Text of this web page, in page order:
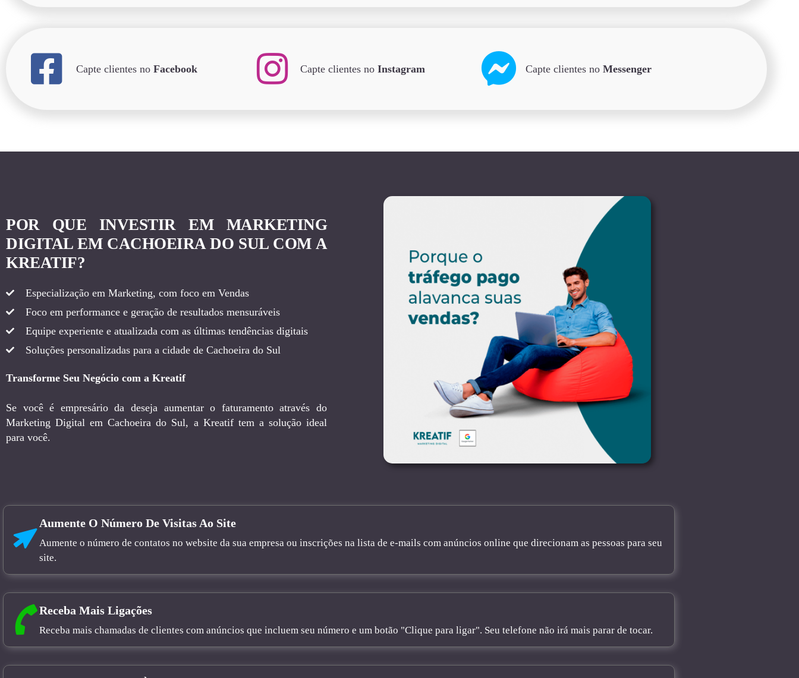
Capte clientes no Facebook Capte clientes no Instagram Capte clientes no Messenger
POR QUE INVESTIR EM MARKETING
DIGITAL EM CACHOEIRA DO SUL COM A
KREATIF?
Especialização em Marketing, com foco em Vendas
Foco em performance e geração de resultados mensuráveis
Equipe experiente e atualizada com as últimas tendências digitais
Soluções personalizadas para a cidade de Cachoeira do Sul
Transforme Seu Negócio com a Kreatif
Se você é empresário da deseja aumentar o faturamento através do
Marketing Digital em Cachoeira do Sul, a Kreatif tem a solução ideal
para você.
Aumente O Número De Visitas Ao Site
Aumente o número de contatos no website da sua empresa ou inscrições na lista de e-mails com anúncios online que direcionam as pessoas para seu
site.
Receba Mais Ligações
Receba mais chamadas de clientes com anúncios que incluem seu número e um botão "Clique para ligar". Seu telefone não irá mais parar de tocar.